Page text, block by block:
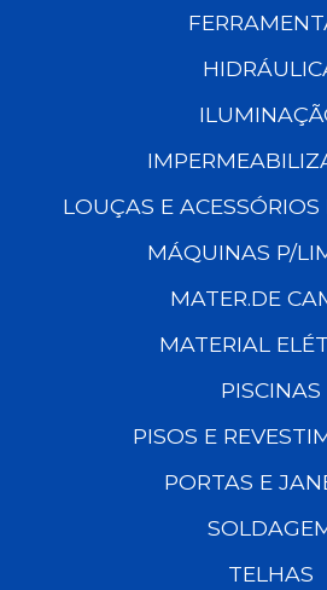
LOUÇAS E
MÁQUINAS P/
MATER.DE
MATERIAL
PISCINAS
PISOS E
PORTAS E
TELHAS